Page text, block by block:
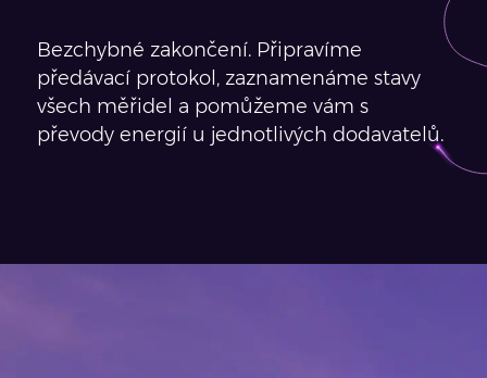
Bezchybné zakončení. Připravíme
předávací protokol, zaznamenáme stavy
všech měřidel a pomůžeme vám s
převody energií u jednotlivých dodavatelů.